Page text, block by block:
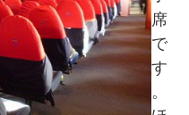
席
で
す
。